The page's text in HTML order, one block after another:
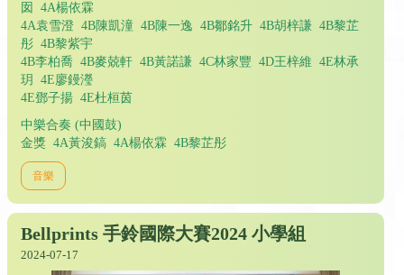
囡 4A楊依霖
4A袁雪澄 4B陳凱潼 4B陳一逸 4B鄒銘升 4B胡梓謙 4B黎芷
彤 4B黎紫宇
4B李柏喬 4B麥兢軒 4B黃諾謙 4C林家豐 4D王梓維 4E林承
玥 4E廖鏝瀅
4E鄧子揚 4E杜桓茵
中樂合奏 (中國鼓)
金獎 4A黃浚鎬 4A楊依霖 4B黎芷彤
音樂
Bellprints 手鈴國際大賽2024 小學組
2024-07-17